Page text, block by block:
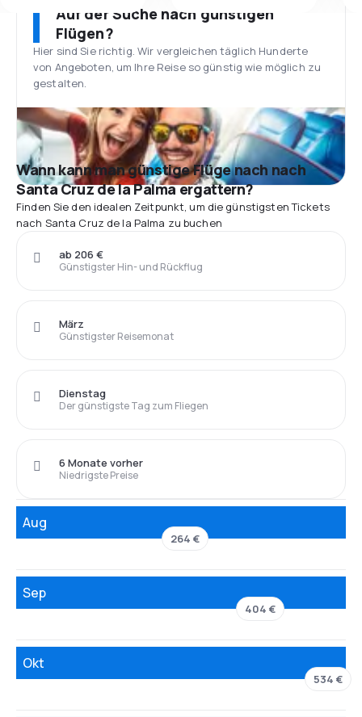
Auf der Suche nach günstigen
Flügen?
Hier sind Sie richtig. Wir vergleichen täglich Hunderte
von Angeboten, um Ihre Reise so günstig wie möglich zu
gestalten.
Wann kann man günstige Flüge nach nach
Santa Cruz de la Palma ergattern?
Finden Sie den idealen Zeitpunkt, um die günstigsten Tickets
nach Santa Cruz de la Palma zu buchen
Günstigster Hin- und Rückflug
ab 206 €
Günstigster Reisemonat
März
Der günstigste Tag zum Fliegen
Dienstag
Niedrigste Preise
6 Monate vorher
Aug
264 €
Sep
404 €
Okt
534 €